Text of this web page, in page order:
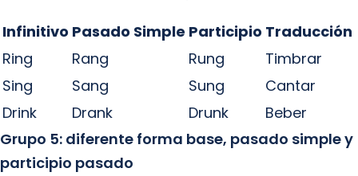
Infinitivo Pasado Simple Participio Traducción
Ring
Rang Rung
Timbrar
Sing
Sang Sung
Cantar
Drink
Drank Drunk
Beber
Grupo 5: diferente forma base, pasado simple y
participio pasado